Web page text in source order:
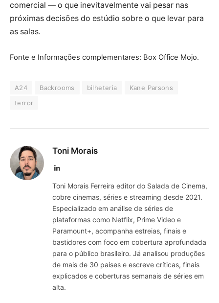
comercial — o que inevitavelmente vai pesar nas
próximas decisões do estúdio sobre o que levar para
as salas.
Fonte e Informações complementares: Box Office Mojo.
A24 Backrooms bilheteria
Kane Parsons
terror
Toni Morais
LinkedIn
Toni Morais Ferreira editor do Salada de Cinema,
cobre cinemas, séries e streaming desde 2021.
Especializado em análise de séries de
plataformas como Netflix, Prime Video e
Paramount+, acompanha estreias, finais e
bastidores com foco em cobertura aprofundada
para o público brasileiro. Já analisou produções
de mais de 30 países e escreve críticas, finais
explicados e coberturas semanais de séries em
alta.